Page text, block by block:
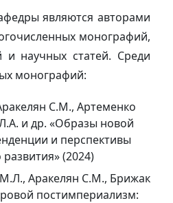
являются авторами
монографий,
и научных статей. Среди
монографий:
С.М., Артеменко
и др. «Образы новой
и перспективы
(2024)
Аракелян С.М., Брижак
постимпериализм: